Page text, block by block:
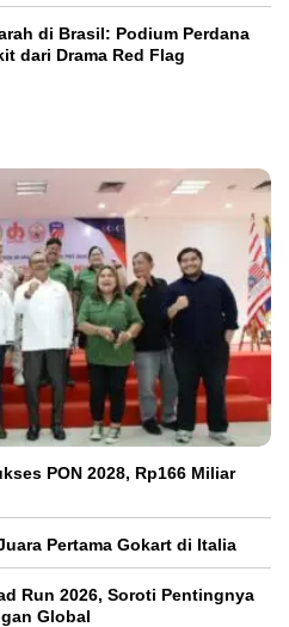
di Brasil: Podium Perdana
dari Drama Red Flag
PON 2028, Rp166 Miliar
Pertama Gokart di Italia
Run 2026, Soroti Pentingnya
Global